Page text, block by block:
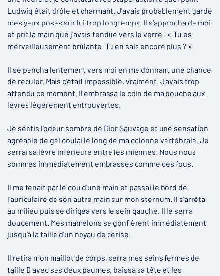
Ludwig était drôle et charmant. J'avais probablement gardé
mes yeux posés sur lui trop longtemps. Il s'approcha de moi
et prit la main que j'avais tendue vers le verre : « Tu es
merveilleusement brûlante. Tu en sais encore plus ? »
Il se pencha lentement vers moi en me donnant une chance
de reculer. Mais c’était impossible, vraiment. J'avais trop
attendu ce moment. Il embrassa le coin de ma bouche aux
lèvres légèrement entrouvertes.
Je sentis l'odeur sombre de Dior Sauvage et une sensation
agréable de gel coulai le long de ma colonne vertébrale. Je
serrai sa lèvre inférieure entre les miennes. Nous nous
sommes immédiatement embrassés comme des fous.
Il me tenait par le cou d'une main et passai le bord de
l’auriculaire de son autre main sur mon sternum. Il s'arrêta
au milieu puis se dirigea vers le sein gauche. Il le serra
doucement. Mes mamelons se gonflèrent immédiatement
jusqu’à la taille d'un noyau de cerise.
Il retira mon maillot de corps, serra mes seins fermes de
taille D avec ses deux paumes, baissa sa tête et les